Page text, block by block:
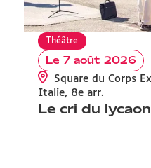
Théâtre
Le 7 août 2026
Square du Corps
Italie, 8e arr.
Le cri du lycaon